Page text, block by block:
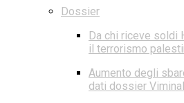
Dossier
Da chi riceve soldi
il terrorismo
Aumento degli
dati dossier